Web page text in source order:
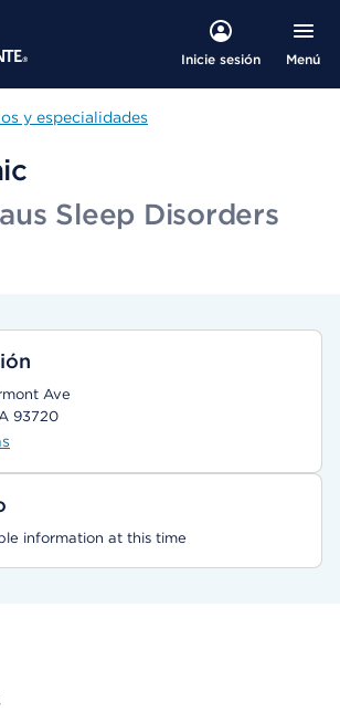
Inicie sesión Menú
y especialidades
y especialidades
Sleep Disorders
Ave
93720
information at this time